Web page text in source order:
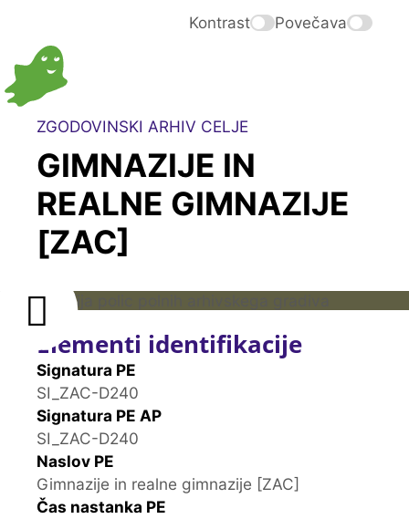
Kontrast Povečava
ZGODOVINSKI ARHIV CELJE
GIMNAZIJE IN
REALNE GIMNAZIJE
[ZAC]
Elementi identifikacije
Signatura PE
SI_ZAC-D240
Signatura PE AP
SI_ZAC-D240
Naslov PE
Gimnazije in realne gimnazije [ZAC]
Čas nastanka PE